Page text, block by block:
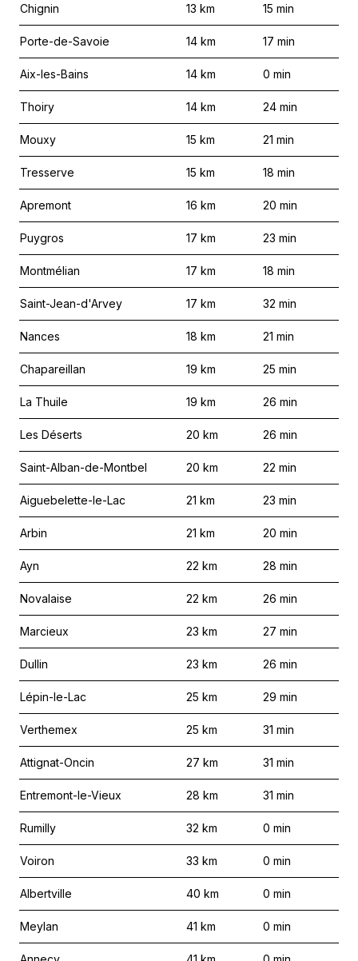
Chignin 13 km 15 min
Porte-de-Savoie 14 km 17 min
Aix-les-Bains 14 km 0 min
Thoiry 14 km 24 min
Mouxy 15 km 21 min
Tresserve 15 km 18 min
Apremont 16 km 20 min
Puygros 17 km 23 min
Montmélian 17 km 18 min
Saint-Jean-d'Arvey 17 km 32 min
Nances 18 km 21 min
Chapareillan 19 km 25 min
La Thuile 19 km 26 min
Les Déserts 20 km 26 min
Saint-Alban-de-Montbel 20 km 22 min
Aiguebelette-le-Lac 21 km 23 min
Arbin 21 km 20 min
Ayn 22 km 28 min
Novalaise 22 km 26 min
Marcieux 23 km 27 min
Dullin 23 km 26 min
Lépin-le-Lac 25 km 29 min
Verthemex 25 km 31 min
Attignat-Oncin 27 km 31 min
Entremont-le-Vieux 28 km 31 min
Rumilly 32 km 0 min
Voiron 33 km 0 min
Albertville 40 km 0 min
Meylan 41 km 0 min